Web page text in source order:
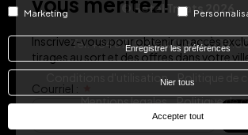
Marketing
Enregistrer les préférences
Nier tous
Accepter tout
© Hotel Treats 2026
Tel: +34 871 51 00 40 (9:00 -
Conditions d'utilisation
Politique de
Mentions legales
Politique de
Courriel :